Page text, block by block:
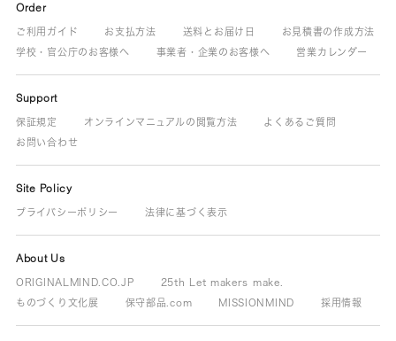
Order
ご利用ガイド お支払方法 送料とお届け日
お見積書の作成方法
学校・官公庁のお客様へ
事業者・企業のお客様へ 営業カレンダー
Support
保証規定 オンラインマニュアルの閲覧方法
よくあるご質問
お問い合わせ
Site Policy
プライバシーポリシー 法律に基づく表示
About Us
ORIGINALMIND.CO.JP
25th Let makers make.
ものづくり文化展
保守部品.com MISSIONMIND 採用情報